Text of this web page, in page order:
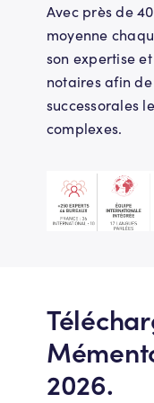
Avec près de
moyenne
son expertise
notaires afin
successorales
complexes.
2026.